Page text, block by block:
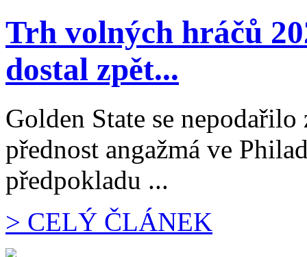
Trh volných hráčů
dostal zpět...
Golden State se
přednost angažmá ve
předpokladu ...
> CELÝ ČLÁNEK